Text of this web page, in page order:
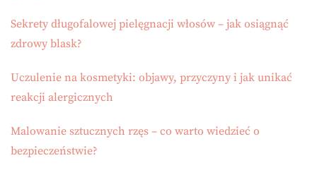
Sekrety długofalowej pielęgnacji włosów – jak osiągnąć
zdrowy blask?
Uczulenie na kosmetyki: objawy, przyczyny i jak unikać
reakcji alergicznych
Malowanie sztucznych rzęs – co warto wiedzieć o
bezpieczeństwie?